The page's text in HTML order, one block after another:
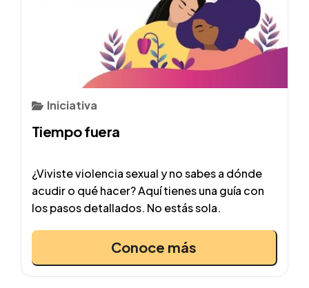
Tiempo fuera
Iniciativa
¿Viviste violencia sexual y no sabes a dónde
acudir o qué hacer? Aquí tienes una guía con
los pasos detallados. No estás sola.
Conoce más